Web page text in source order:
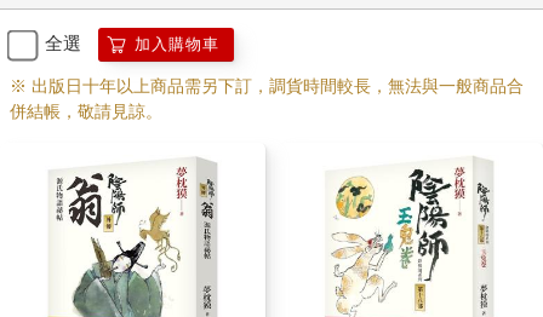
「就是準備動身去觀看一般人難以看到的光景。」
「晴明啊，所以我在問你，那到底是什麼光景？」
「什麼？」
「怎樣，去不去？」
「去哪裡？」
全選 加入購物車
※ 出版日十年以上商品需另下訂，調貨時間較長，無法與一般商品合
併結帳，敬請見諒。